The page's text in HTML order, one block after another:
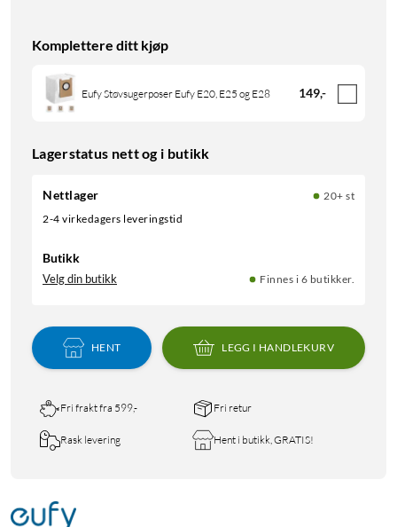
Komplettere ditt kjøp
Eufy Støvsugerposer Eufy E20, E25 og E28 149,-
Lagerstatus nett og i butikk
Nettlager
20+ st
2-4 virkedagers leveringstid
Butikk
Velg din butikk Finnes i 6 butikker.
HENT LEGG I HANDLEKURV
Fri frakt fra 599,- Fri retur
Rask levering Hent i butikk, GRATIS!